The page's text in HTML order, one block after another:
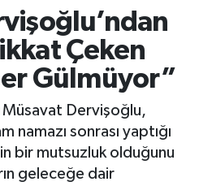
Çeken
Gülmüyor”
Müsavat Dervişoğlu,
namazı sonrası yaptığı
bir mutsuzluk olduğunu
geleceğe dair
Haritası
ve Fikstür